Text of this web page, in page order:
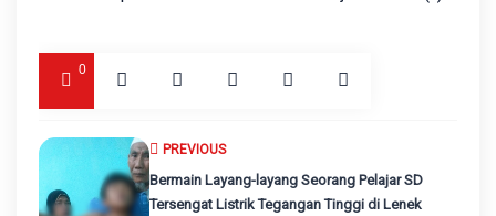
0
PREVIOUS
Bermain Layang-layang Seorang Pelajar SD
Tersengat Listrik Tegangan Tinggi di Lenek